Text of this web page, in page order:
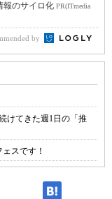
のサイロ化 PR(ITmedia
by
けてきた週1日の「推
スです！